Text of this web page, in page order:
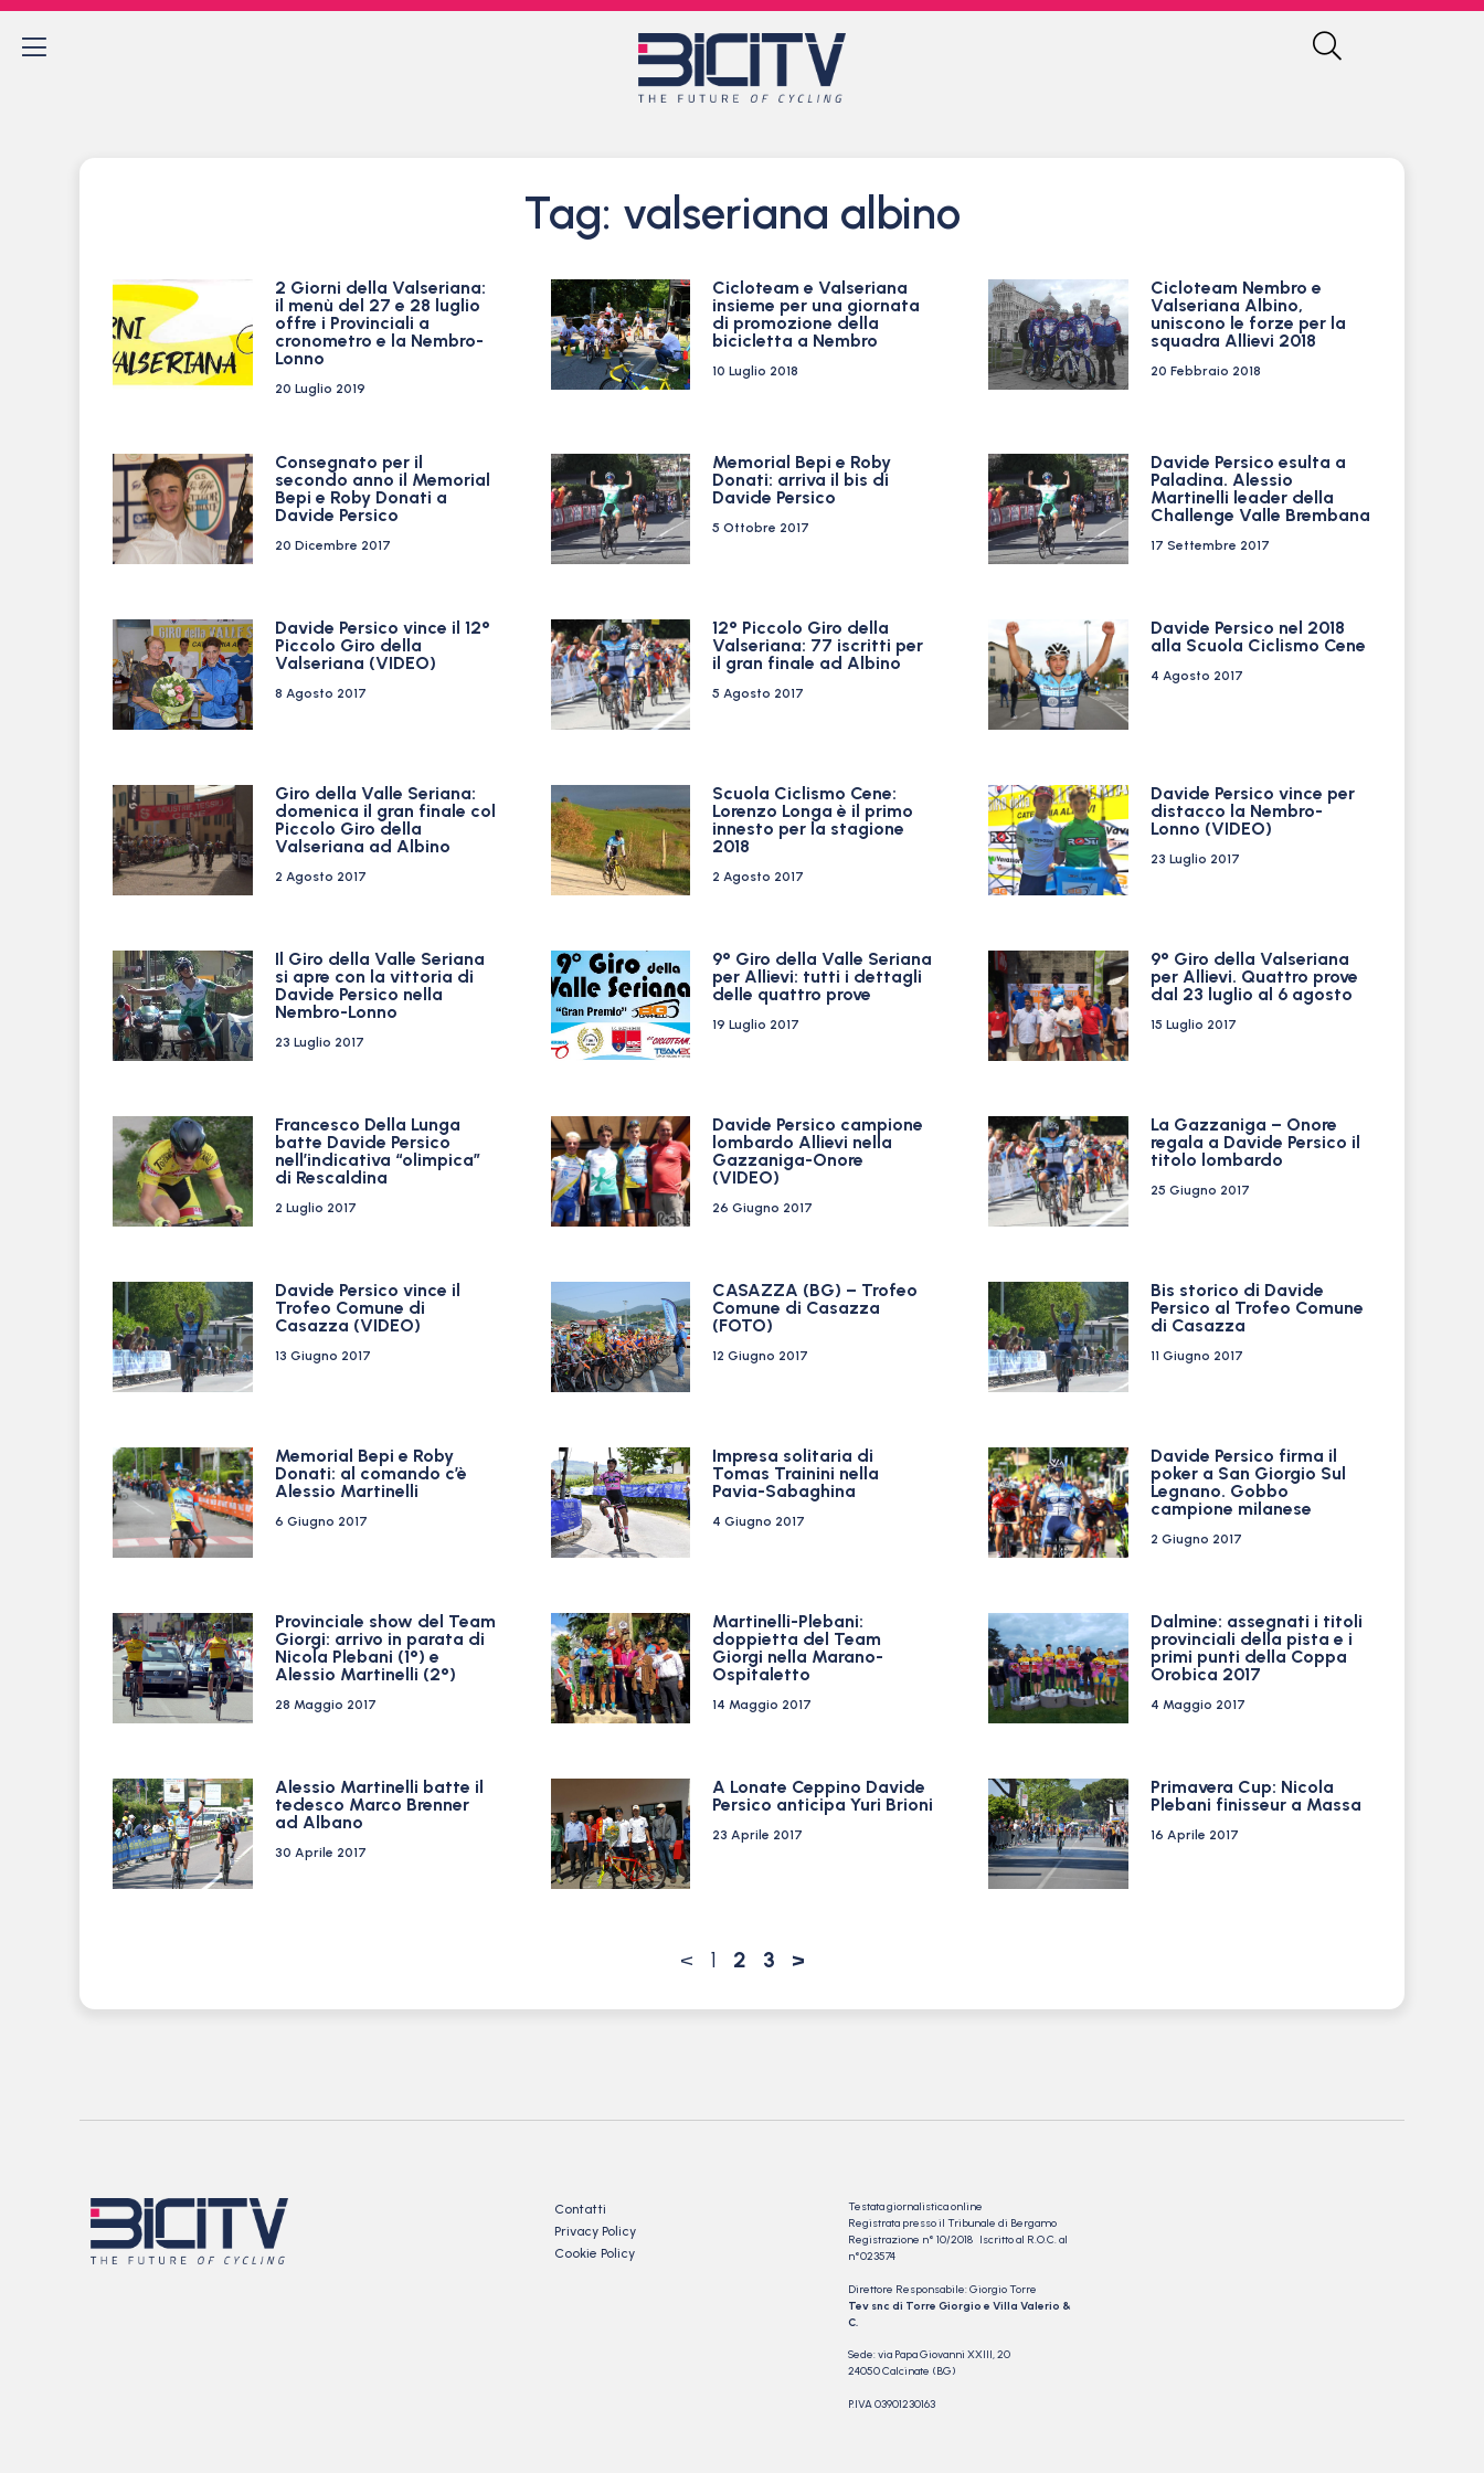
Tag: valseriana albino
2 Giorni della Valseriana:
il menù del 27 e 28 luglio
offre i Provinciali a
cronometro e la Nembro-
Lonno
20 Luglio 2019
Cicloteam e Valseriana
insieme per una giornata
di promozione della
bicicletta a Nembro
10 Luglio 2018
Cicloteam Nembro e
Valseriana Albino,
uniscono le forze per la
squadra Allievi 2018
20 Febbraio 2018
Consegnato per il
secondo anno il Memorial
Bepi e Roby Donati a
Davide Persico
20 Dicembre 2017
Memorial Bepi e Roby
Donati: arriva il bis di
Davide Persico
5 Ottobre 2017
Davide Persico esulta a
Paladina. Alessio
Martinelli leader della
Challenge Valle Brembana
17 Settembre 2017
Davide Persico vince il 12°
Piccolo Giro della
Valseriana (VIDEO)
8 Agosto 2017
12° Piccolo Giro della
Valseriana: 77 iscritti per
il gran finale ad Albino
5 Agosto 2017
Davide Persico nel 2018
alla Scuola Ciclismo Cene
4 Agosto 2017
Giro della Valle Seriana:
domenica il gran finale col
Piccolo Giro della
Valseriana ad Albino
2 Agosto 2017
Scuola Ciclismo Cene:
Lorenzo Longa è il primo
innesto per la stagione
2018
2 Agosto 2017
Davide Persico vince per
distacco la Nembro-
Lonno (VIDEO)
23 Luglio 2017
Il Giro della Valle Seriana
si apre con la vittoria di
Davide Persico nella
Nembro-Lonno
23 Luglio 2017
9° Giro della Valle Seriana
per Allievi: tutti i dettagli
delle quattro prove
19 Luglio 2017
9° Giro della Valseriana
per Allievi. Quattro prove
dal 23 luglio al 6 agosto
15 Luglio 2017
Francesco Della Lunga
batte Davide Persico
nell’indicativa “olimpica”
di Rescaldina
2 Luglio 2017
Davide Persico campione
lombardo Allievi nella
Gazzaniga-Onore
(VIDEO)
26 Giugno 2017
La Gazzaniga – Onore
regala a Davide Persico il
titolo lombardo
25 Giugno 2017
Davide Persico vince il
Trofeo Comune di
Casazza (VIDEO)
13 Giugno 2017
CASAZZA (BG) – Trofeo
Comune di Casazza
(FOTO)
12 Giugno 2017
Bis storico di Davide
Persico al Trofeo Comune
di Casazza
11 Giugno 2017
Memorial Bepi e Roby
Donati: al comando c’è
Alessio Martinelli
6 Giugno 2017
Impresa solitaria di
Tomas Trainini nella
Pavia-Sabaghina
4 Giugno 2017
Davide Persico firma il
poker a San Giorgio Sul
Legnano. Gobbo
campione milanese
2 Giugno 2017
Provinciale show del Team
Giorgi: arrivo in parata di
Nicola Plebani (1°) e
Alessio Martinelli (2°)
28 Maggio 2017
Martinelli-Plebani:
doppietta del Team
Giorgi nella Marano-
Ospitaletto
14 Maggio 2017
Dalmine: assegnati i titoli
provinciali della pista e i
primi punti della Coppa
Orobica 2017
4 Maggio 2017
Alessio Martinelli batte il
tedesco Marco Brenner
ad Albano
30 Aprile 2017
A Lonate Ceppino Davide
Persico anticipa Yuri Brioni
23 Aprile 2017
Primavera Cup: Nicola
Plebani finisseur a Massa
16 Aprile 2017
< 1 2 3 >
Contatti
Privacy Policy
Cookie Policy
Testata giornalistica online
Registrata presso il Tribunale di Bergamo
Registrazione n° 10/2018 Iscritto al R.O.C. al
n°023574
Direttore Responsabile: Giorgio Torre
Tev snc di Torre Giorgio e Villa Valerio &
C.
Sede: via Papa Giovanni XXIII, 20
24050 Calcinate (BG)
P.IVA 03901230163